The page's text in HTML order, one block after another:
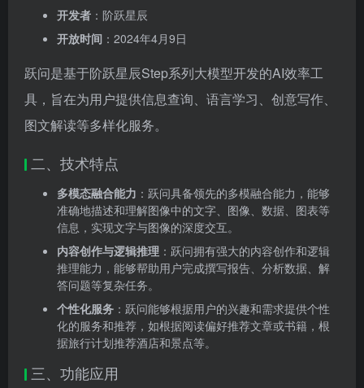
开发者 ：阶跃星辰
开放时间 ：2024年4月9日
跃问是基于阶跃星辰Step系列大模型开发的AI效率工
具，旨在为用户提供信息查询、语言学习、创意写作、
图文解读等多样化服务。
二、技术特点
多模态融合能力 ：跃问具备领先的多模融合能力，能够
准确地描述和理解图像中的文字、图像、数据、图表等
信息，实现文字与图像的深度交互。
内容创作与逻辑推理 ：跃问拥有强大的内容创作和逻辑
推理能力，能够帮助用户完成撰写报告、分析数据、解
答问题等复杂任务。
个性化服务 ：跃问能够根据用户的兴趣和需求提供个性
化的服务和推荐，如根据阅读偏好推荐文章或书籍，根
据旅行计划推荐酒店和景点等。
三、功能应用